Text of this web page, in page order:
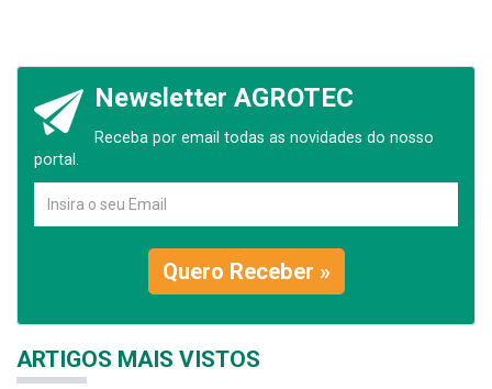
Newsletter AGROTEC
Receba por email todas as novidades do nosso
portal.
Quero Receber »
ARTIGOS MAIS VISTOS